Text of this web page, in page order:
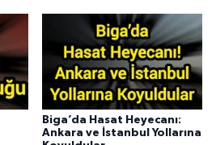
Biga’da Hasat Heyecanı:
Ankara ve İstanbul Yollarına